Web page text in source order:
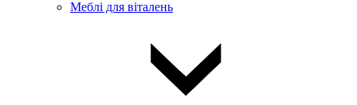
Меблі для віталень